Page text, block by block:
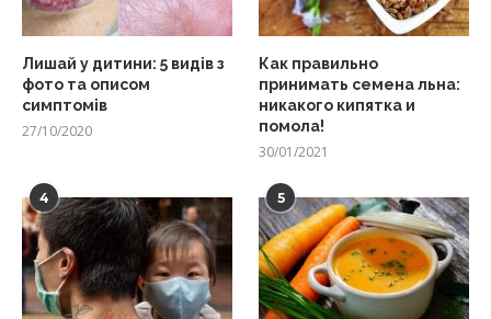
Лишай у дитини: 5 видів з
фото та описом
симптомів
27/10/2020
Как правильно
принимать семена льна:
никакого кипятка и
помола!
30/01/2021
4 5